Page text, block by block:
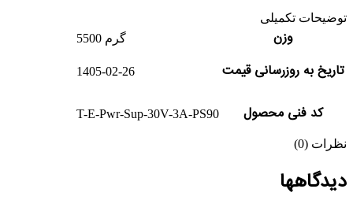
توضیحات تکمیلی
وزن 5500 گرم
تاریخ به روزرسانی قیمت 1405-02-26
کد فنی محصول T-E-Pwr-Sup-30V-3A-PS90
نظرات (0)
دیدگاهها